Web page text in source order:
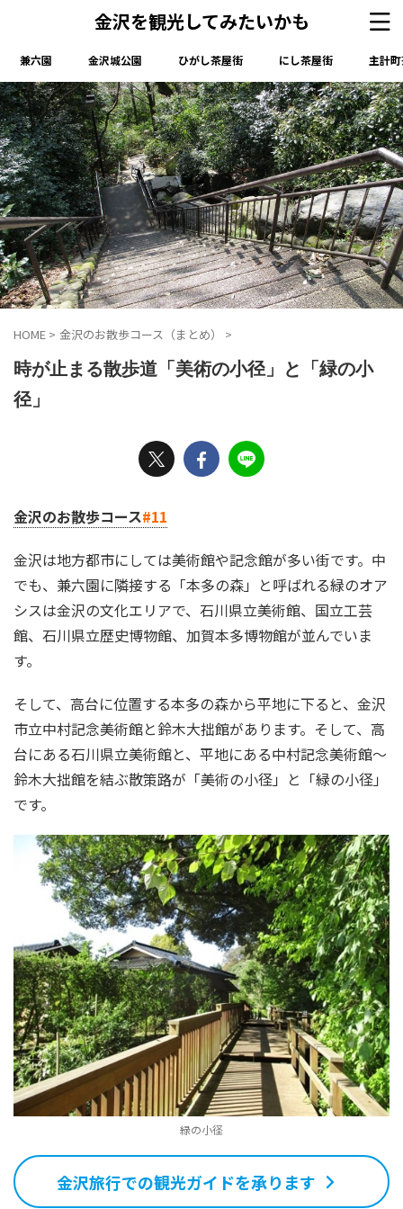
金沢を観光してみたいかも
兼六園 金沢城公園 ひがし茶屋街 にし茶屋街 主計
HOME > 金沢のお散歩コース（まとめ） >
時が止まる散歩道「美術の小径」と「緑の小
径」
金沢のお散歩コース#11
金沢は地方都市にしては美術館や記念館が多い街です。中
でも、兼六園に隣接する「本多の森」と呼ばれる緑のオア
シスは金沢の文化エリアで、石川県立美術館、国立工芸
館、石川県立歴史博物館、加賀本多博物館が並んでいま
す。
そして、高台に位置する本多の森から平地に下ると、金沢
市立中村記念美術館と鈴木大拙館があります。そして、高
台にある石川県立美術館と、平地にある中村記念美術館～
鈴木大拙館を結ぶ散策路が「美術の小径」と「緑の小径」
です。
緑の小径
金沢旅行での観光ガイドを承ります